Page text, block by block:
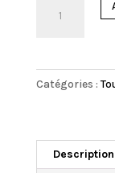
DOUBLE
Catégories :
Description